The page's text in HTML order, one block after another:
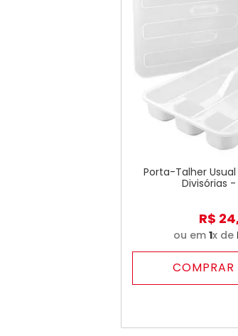
Porta-Talher
Divisórias
R$ 24
ou em1x de